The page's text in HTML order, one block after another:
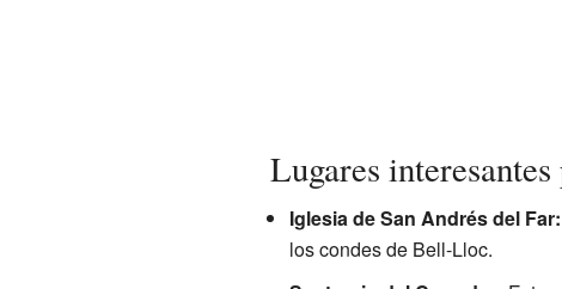
Lugares
Iglesia de San Andrés del Far:
los condes de Bell-Lloc.